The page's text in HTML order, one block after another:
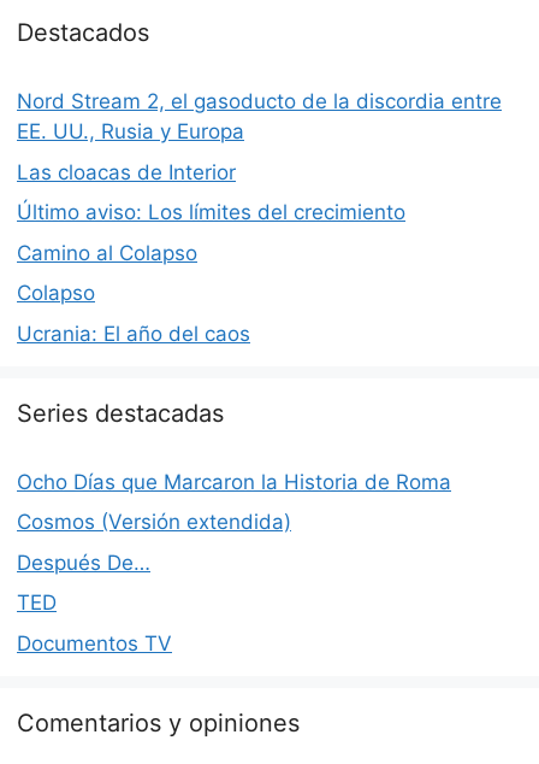
Destacados
Nord Stream 2, el gasoducto de la discordia entre
EE. UU., Rusia y Europa
Las cloacas de Interior
Último aviso: Los límites del crecimiento
Camino al Colapso
Colapso
Ucrania: El año del caos
Series destacadas
Ocho Días que Marcaron la Historia de Roma
Cosmos (Versión extendida)
Después De…
TED
Documentos TV
Comentarios y opiniones